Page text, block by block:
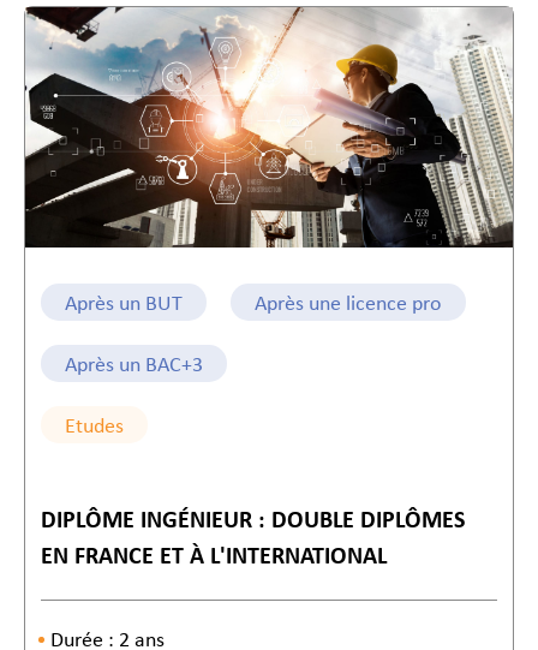
Après un BUT Après une licence pro
Après un BAC+3
Etudes
DIPLÔME INGÉNIEUR : DOUBLE DIPLÔMES
EN FRANCE ET À L'INTERNATIONAL
Durée : 2 ans